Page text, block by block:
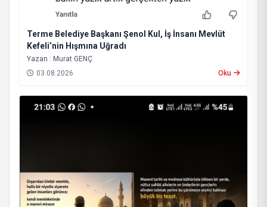
Terme Belediye Başkanı Şenol Kul, İş İnsanı Mevlüt
Kefeli’nin Hışmına Uğradı
Yazan : Murat GENÇ
03.08.2026
Oku